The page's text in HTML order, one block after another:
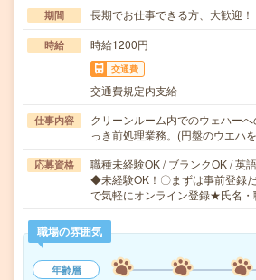
期間 長期でお仕事できる方、大歓迎！
時給 時給1200円
交通費
交通費規定内支給
仕事内容
クリーンルーム内でのウェハー
っき前処理業務。(円盤のウエハ
応募資格
職種未経験OK / ブランクOK / 英
◆未経験OK！〇まずは事前登録
で気軽にオンライン登録★氏名
職場の雰囲気
年齢層